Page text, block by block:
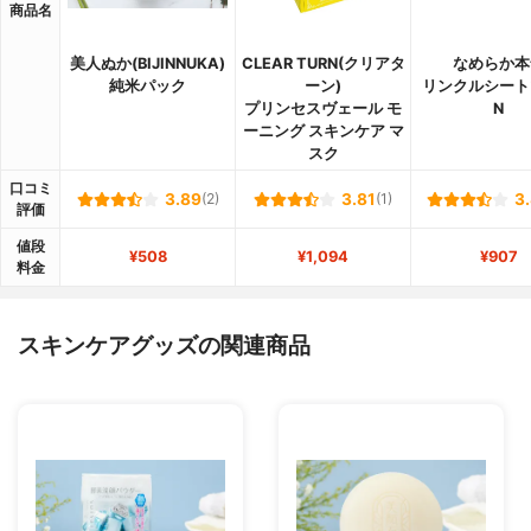
商品名
美人ぬか(BIJINNUKA)
純米パック
CLEAR TURN(クリアタ
ーン)
プリンセスヴェール モ
ーニング スキンケア マ
スク
なめらか
リンクルシー
N
口コミ
評価
3.89(2) 3.81 (1)
値段
料金
¥508 ¥1,094 ¥907
スキンケアグッズの関連商品